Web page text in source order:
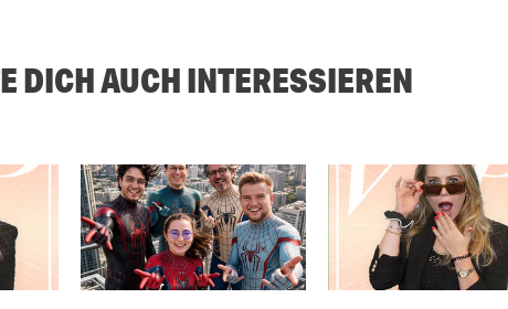
DICH AUCH INTERESSIEREN